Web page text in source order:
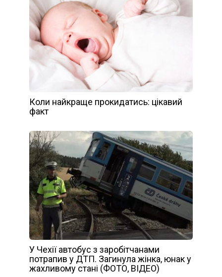
Коли найкраще прокидатись: цікавий
факт
У Чехії автобус з заробітчанами
потрапив у ДТП. Загинула жінка, юнак у
жахливому стані (ФОТО, ВІДЕО)